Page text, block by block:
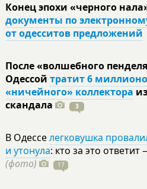
Конец эпохи «черного
документы по
от одесситов предложений
После «волшебного
Одессой тратит 6
«ничейного» коллектора
скандала
3
В Одесселегковушка
и утонула: кто за это ответит
(фото)
17